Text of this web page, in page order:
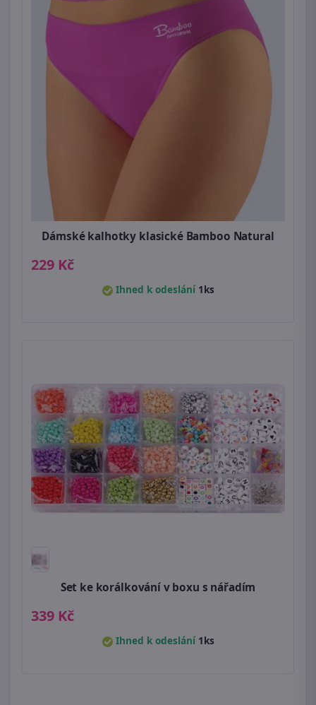
Dámské kalhotky klasické Bamboo Natural
229 Kč
Ihned k odeslání 1ks
Set ke korálkování v boxu s nářadím
339 Kč
Ihned k odeslání 1ks